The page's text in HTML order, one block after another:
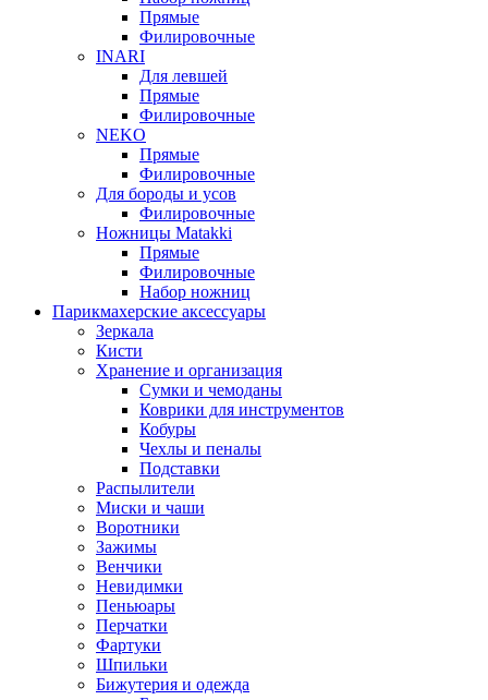
Прямые
Филировочные
INARI
Для левшей
Прямые
Филировочные
NEKO
Прямые
Филировочные
Для бороды и усов
Филировочные
Ножницы Matakki
Прямые
Филировочные
Набор ножниц
Парикмахерские аксессуары
Зеркала
Кисти
Хранение и организация
Сумки и чемоданы
Коврики для инструментов
Кобуры
Чехлы и пеналы
Подставки
Распылители
Миски и чаши
Воротники
Зажимы
Венчики
Невидимки
Пеньюары
Перчатки
Фартуки
Шпильки
Бижутерия и одежда